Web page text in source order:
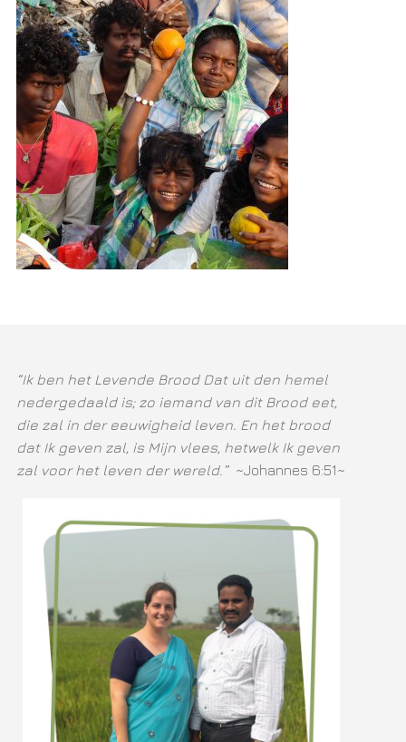
“Ik ben het Levende Brood Dat uit den hemel
nedergedaald is; zo iemand van dit Brood eet,
die zal in der eeuwigheid leven. En het brood
dat Ik geven zal, is Mijn vlees, hetwelk Ik geven
zal voor het leven der wereld.” ~Johannes 6:51~